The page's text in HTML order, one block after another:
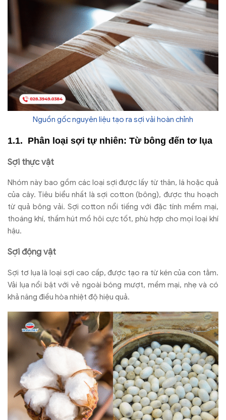
Nguồn gốc nguyên liệu tạo ra sợi vải hoàn chỉnh
Phân loại sợi tự nhiên: Từ bông đến tơ lụa
Sợi thực vật
Nhóm này bao gồm các loại sợi được lấy từ thân, lá hoặc quả
của cây. Tiêu biểu nhất là sợi cotton (bông), được thu hoạch
từ quả bông vải. Sợi cotton nổi tiếng với đặc tính mềm mại,
thoáng khí, thấm hút mồ hôi cực tốt, phù hợp cho mọi loại khí
hậu.
Sợi động vật
Sợi tơ lụa là loại sợi cao cấp, được tạo ra từ kén của con tằm.
Vải lụa nổi bật với vẻ ngoài bóng mượt, mềm mại, nhẹ và có
khả năng điều hòa nhiệt độ hiệu quả.